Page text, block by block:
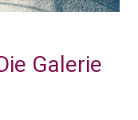
Galerie